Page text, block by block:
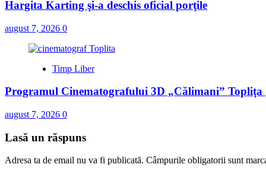
Hargita Karting şi-a deschis oficial porţile
august 7, 2026 0
Timp Liber
Programul Cinematografului 3D „Călimani” Topliţa
august 7, 2026 0
Lasă un răspuns
Adresa ta de email nu va fi publicată. Câmpurile obligatorii sunt